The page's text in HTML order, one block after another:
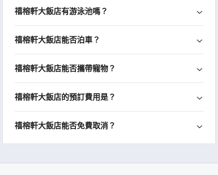
禧榕軒大飯店有游泳池嗎？
禧榕軒大飯店能否泊車？
禧榕軒大飯店能否攜帶寵物？
禧榕軒大飯店的預訂費用是？
禧榕軒大飯店能否免費取消？